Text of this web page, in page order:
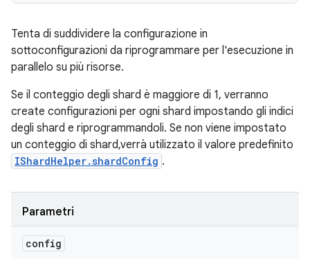
Tenta di suddividere la configurazione in
sottoconfigurazioni da riprogrammare per l'esecuzione in
parallelo su più risorse.
Se il conteggio degli shard è maggiore di 1, verranno
create configurazioni per ogni shard impostando gli indici
degli shard e riprogrammandoli. Se non viene impostato
un conteggio di shard,verrà utilizzato il valore predefinito
IShardHelper.shardConfig .
Parametri
config